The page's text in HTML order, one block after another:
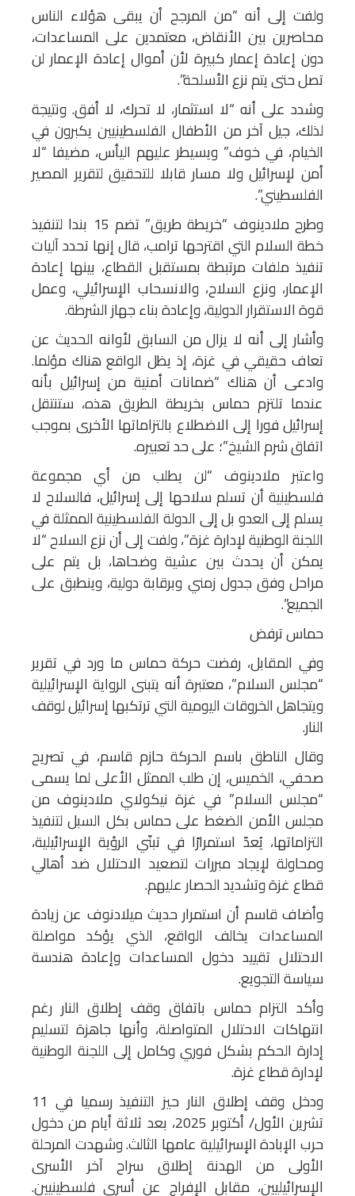
ولفت إلى أنه “من المرجح أن يبقى هؤلاء الناس
محاصرين بين الأنقاض، معتمدين على المساعدات،
دون إعادة إعمار كبيرة لأن أموال إعادة الإعمار لن
تصل حتى يتم نزع الأسلحة”.
وشدد على أنه “لا استثمار، لا تحرك، لا أفق. ونتيجة
لذلك، جيل آخر من الأطفال الفلسطينيين يكبرون في
الخيام، في خوف” ويسيطر عليهم اليأس، مضيفا “لا
أمن لإسرائيل ولا مسار قابلا للتحقيق لتقرير المصير
الفلسطيني”.
وطرح ملادينوف “خريطة طريق” تضم 15 بندا لتنفيذ
خطة السلام التي اقترحها ترامب، قال إنها تحدد آليات
تنفيذ ملفات مرتبطة بمستقبل القطاع، بينها إعادة
الإعمار، ونزع السلاح، والانسحاب الإسرائيلي، وعمل
قوة الاستقرار الدولية، وإعادة بناء جهاز الشرطة.
وأشار إلى أنه لا يزال من السابق لأوانه الحديث عن
تعاف حقيقي في غزة، إذ يظل الواقع هناك مؤلما.
وادعى أن هناك “ضمانات أمنية من إسرائيل بأنه
عندما تلتزم حماس بخريطة الطريق هذه، ستنتقل
إسرائيل فورا إلى الاضطلاع بالتزاماتها الأخرى بموجب
اتفاق شرم الشيخ”؛ على حد تعبيره.
واعتبر ملادينوف “لن يطلب من أي مجموعة
فلسطينية أن تسلم سلاحها إلى إسرائيل، فالسلاح لا
يسلم إلى العدو بل إلى الدولة الفلسطينية الممثلة في
اللجنة الوطنية لإدارة غزة”، ولفت إلى أن نزع السلاح “لا
يمكن أن يحدث بين عشية وضحاها، بل يتم على
مراحل وفق جدول زمني وبرقابة دولية، وينطبق على
الجميع”.
حماس ترفض
وفي المقابل، رفضت حركة حماس ما ورد في تقرير
“مجلس السلام”، معتبرة أنه يتبنى الرواية الإسرائيلية
ويتجاهل الخروقات اليومية التي ترتكبها إسرائيل لوقف
النار.
وقال الناطق باسم الحركة حازم قاسم، في تصريح
صحفي، الخميس، إن طلب الممثل الأعلى لما يسمى
“مجلس السلام” في غزة نيكولاي ملادينوف من
مجلس الأمن الضغط على حماس بكل السبل لتنفيذ
التزاماتها، يُعدّ استمرارًا في تبنّي الرؤية الإسرائيلية،
ومحاولة لإيجاد مبررات لتصعيد الاحتلال ضد أهالي
قطاع غزة وتشديد الحصار عليهم.
وأضاف قاسم أن استمرار حديث ميلادنوف عن زيادة
المساعدات يخالف الواقع، الذي يؤكد مواصلة
الاحتلال تقييد دخول المساعدات وإعادة هندسة
سياسة التجويع.
وأكد التزام حماس باتفاق وقف إطلاق النار رغم
انتهاكات الاحتلال المتواصلة، وأنها جاهزة لتسليم
إدارة الحكم بشكل فوري وكامل إلى اللجنة الوطنية
لإدارة قطاع غزة.
ودخل وقف إطلاق النار حيز التنفيذ رسميا في 11
تشرين الأول/ أكتوبر 2025، بعد ثلاثة أيام من دخول
حرب الإبادة الإسرائيلية عامها الثالث. وشهدت المرحلة
الأولى من الهدنة إطلاق سراح آخر الأسرى
الإسرائيليين، مقابل الإفراج عن أسرى فلسطينيين.